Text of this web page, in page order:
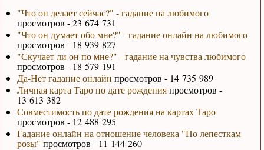
"Что он делает сейчас?" - гадание на любимого
просмотров - 23 674 731
"Что он думает обо мне?" - гадание онлайн на любимого
просмотров - 18 939 827
"Скучает ли он по мне?" - гадание на чувства любимого
просмотров - 18 579 191
Да-Нет гадание онлайн просмотров - 14 735 989
Личная карта Таро по дате рожденияпросмотров -
13 613 382
Совместимость по дате рождения на картах Таро
просмотров - 12 488 295
Гадание онлайн на отношение человека "По лепесткам
розы" просмотров - 11 144 260